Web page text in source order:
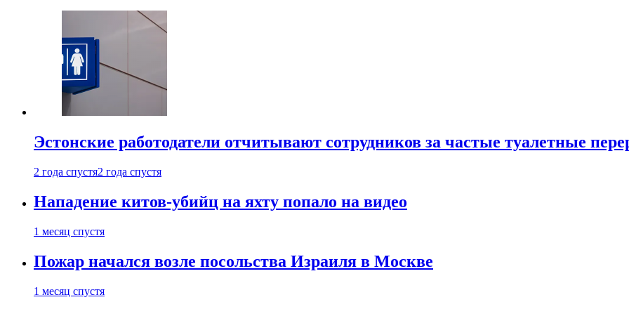
Эстонские работодатели отчитывают сотрудников за частые туалетные
2 года спустя2 года спустя
Нападение китов-убийц на яхту попало на видео
1 месяц спустя
Пожар начался возле посольства Израиля в Москве
1 месяц спустя